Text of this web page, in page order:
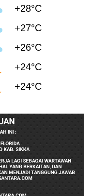
+28°C
+27°C
+26°C
+24°C
+24°C